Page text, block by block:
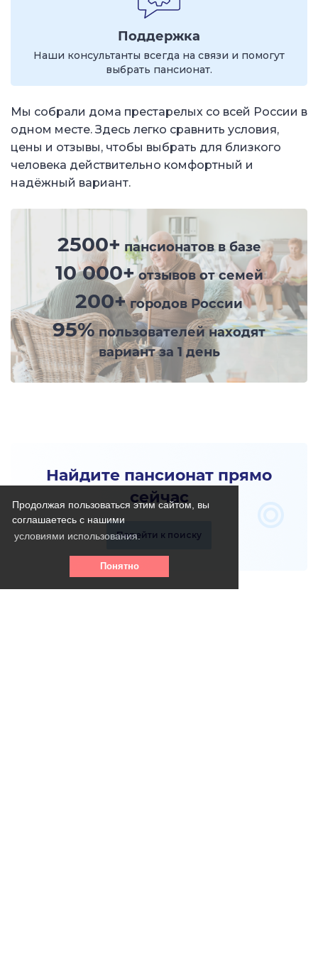
Продолжая пользоваться этим сайтом, вы
соглашаетесь с нашими
условиями использования.
Понятно
Поддержка
Наши консультанты всегда на связи и помогут
выбрать пансионат.
Мы собрали дома престарелых со всей России в
одном месте. Здесь легко сравнить условия,
цены и отзывы, чтобы выбрать для близкого
человека действительно комфортный и
надёжный вариант.
2500+ пансионатов в базе
10 000+отзывов от семей
200+городов России
95%пользователей находят
вариант за 1 день
Найдите пансионат прямо
сейчас
Перейти к поиску